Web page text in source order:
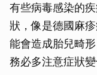
有些病毒感染的
狀，像是德國麻
能會造成胎兒畸
務必多注意症狀